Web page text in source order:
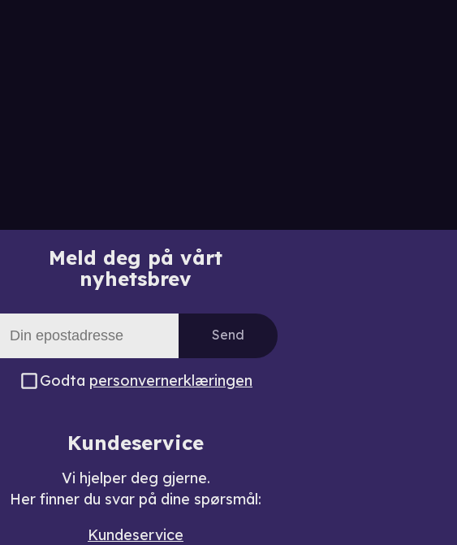
Meld deg på vårt
nyhetsbrev
Send
Godta personvernerklæringen
Kundeservice
Vi hjelper deg gjerne.
Her finner du svar på dine spørsmål:
Kundeservice